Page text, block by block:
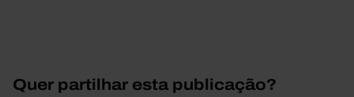
Quer partilhar esta publicação?